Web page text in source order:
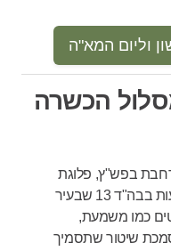
וליום המא"ה
הכשרה
תגיעו לטירונות 02 מורחבת בפש"ץ, פלוגת
שוטרים צבאיים, שנמשכת כ-6 שבועות בבה"ד 13 שבעיר
כמו משמעת,
שיטור שתסמיך